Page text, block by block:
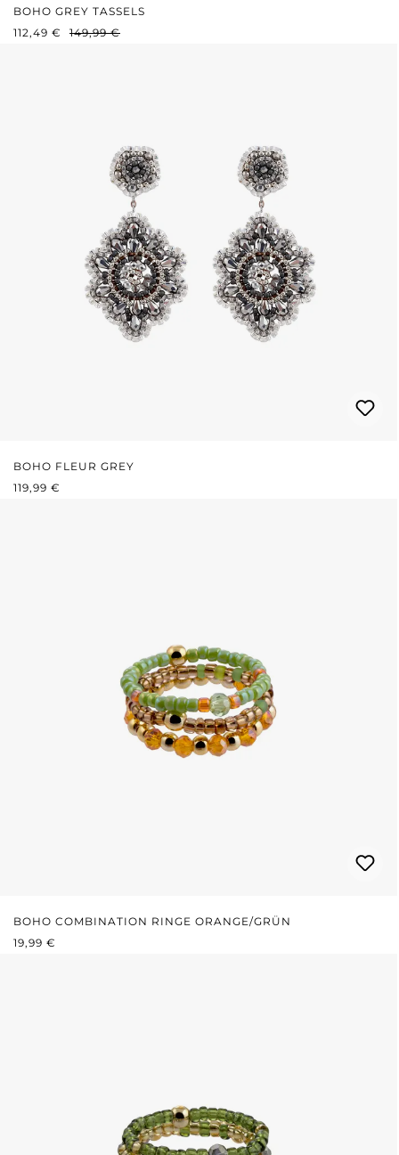
BOHO GREY TASSELS
VERKAUFSPREIS:
112,49 € REGULÄRER PREIS:
149,99 €
BOHO FLEUR GREY
REGULÄRER PREIS:
119,99 €
BOHO COMBINATION RINGE ORANGE/GRÜN
REGULÄRER PREIS:
19,99 €